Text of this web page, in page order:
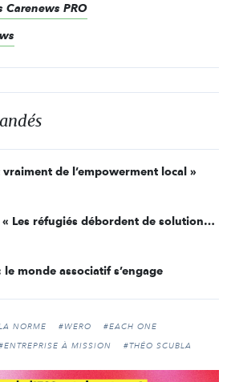
Carenews PRO
de l’empowerment local »
Alice Barbe (SINGA) : « Les réfugiés débordent de solutions pour relever le défi de l'après »
monde associatif s’engage
NORME #WERO
#EACH ONE
À MISSION #THÉO SCUBLA